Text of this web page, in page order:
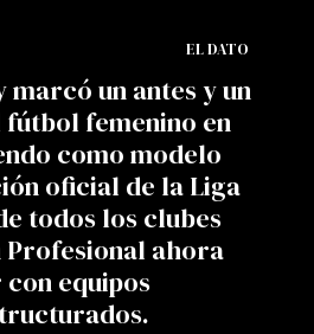
EL DATO
marcó un antes y un
fútbol femenino en
como modelo
oficial de la Liga
todos los clubes
Profesional ahora
equipos